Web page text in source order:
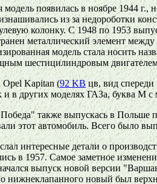
модель появилась в ноябре 1944
из за недороботки
колонку. С 1948 по 1953
металлический элемент
модель стала носить
шестицилиндровым
Kapitan (92 KBцв, вид спереди
и в других моделях ГАЗа, буква М
также выпускась в Польше
этот автомобиль. Всего было
интересные детали о
в 1957. Самое заметное
выпуск новой версии
нижнеклапанного новый был